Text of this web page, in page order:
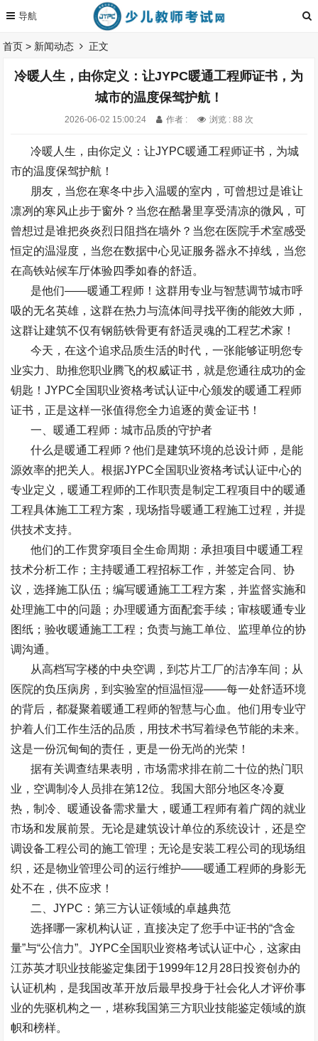
首页 > 新闻动态 正文
冷暖人生，由你定义：让JYPC暖通工程师证书，为
城市的温度保驾护航！
2026-06-02 15:00:24 作者 : 浏览 : 88 次
冷暖人生，由你定义：让JYPC暖通工程师证书，为城
市的温度保驾护航！
朋友，当您在寒冬中步入温暖的室内，可曾想过是谁让
凛冽的寒风止步于窗外？当您在酷暑里享受清凉的微风，可
曾想过是谁把炎炎烈日阻挡在墙外？当您在医院手术室感受
恒定的温湿度，当您在数据中心见证服务器永不掉线，当您
在高铁站候车厅体验四季如春的舒适。
是他们——暖通工程师！这群用专业与智慧调节城市呼
吸的无名英雄，这群在热力与流体间寻找平衡的能效大师，
这群让建筑不仅有钢筋铁骨更有舒适灵魂的工程艺术家！
今天，在这个追求品质生活的时代，一张能够证明您专
业实力、助推您职业腾飞的权威证书，就是您通往成功的金
钥匙！JYPC全国职业资格考试认证中心颁发的暖通工程师
证书，正是这样一张值得您全力追逐的黄金证书！
一、暖通工程师：城市品质的守护者
什么是暖通工程师？他们是建筑环境的总设计师，是能
源效率的把关人。根据JYPC全国职业资格考试认证中心的
专业定义，暖通工程师的工作职责是制定工程项目中的暖通
工程具体施工工程方案，现场指导暖通工程施工过程，并提
供技术支持。
他们的工作贯穿项目全生命周期：承担项目中暖通工程
技术分析工作；主持暖通工程招标工作，并签定合同、协
议，选择施工队伍；编写暖通施工工程方案，并监督实施和
处理施工中的问题；办理暖通方面配套手续；审核暖通专业
图纸；验收暖通施工工程；负责与施工单位、监理单位的协
调沟通。
从高档写字楼的中央空调，到芯片工厂的洁净车间；从
医院的负压病房，到实验室的恒温恒湿——每一处舒适环境
的背后，都凝聚着暖通工程师的智慧与心血。他们用专业守
护着人们工作生活的品质，用技术书写着绿色节能的未来。
这是一份沉甸甸的责任，更是一份无尚的光荣！
据有关调查结果表明，市场需求排在前二十位的热门职
业，空调制冷人员排在第12位。我国大部分地区冬冷夏
热，制冷、暖通设备需求量大，暖通工程师有着广阔的就业
市场和发展前景。无论是建筑设计单位的系统设计，还是空
调设备工程公司的施工管理；无论是安装工程公司的现场组
织，还是物业管理公司的运行维护——暖通工程师的身影无
处不在，供不应求！
二、JYPC ：第三方认证领域的卓越典范
选择哪一家机构认证，直接决定了您手中证书的“含金
量”与“公信力”。JYPC全国职业资格考试认证中心，这家由
江苏英才职业技能鉴定集团于1999年12 月 28日投资创办的
认证机构，是我国改革开放后最早投身于社会化人才评价事
业的先驱机构之一，堪称我国第三方职业技能鉴定领域的旗
帜和榜样。